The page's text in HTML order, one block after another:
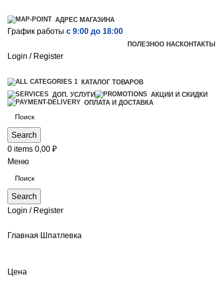
АДРЕС МАГАЗИНА
График работы с 9:00 до 18:00
ПОЛЕЗНОО НАСКОНТАКТЫ
Login / Register
КАТАЛОГ ТОВАРОВ
ДОП. УСЛУГИ
АКЦИИ И СКИДКИ
ОПЛАТА И ДОСТАВКА
Search
0 items 0,00 ₽
Меню
Search
Login / Register
Главная Шпатлевка
Цена